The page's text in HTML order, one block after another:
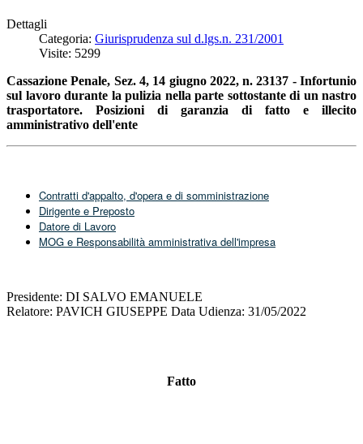
Dettagli
Categoria: Giurisprudenza sul d.lgs.n. 231/2001
Visite: 5299
Cassazione Penale, Sez. 4, 14 giugno 2022, n. 23137 - Infortunio
sul lavoro durante la pulizia nella parte sottostante di un nastro
trasportatore. Posizioni di garanzia di fatto e illecito
amministrativo dell'ente
Contratti d'appalto, d'opera e di somministrazione
Dirigente e Preposto
Datore di Lavoro
MOG e Responsabilità amministrativa dell'impresa
Presidente: DI SALVO EMANUELE
Relatore: PAVICH GIUSEPPE Data Udienza: 31/05/2022
Fatto